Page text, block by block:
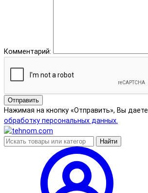
Комментарий:
Отправить
Нажимая на кнопку «Отправить», Вы даете
обработку персональных данных.
Найти